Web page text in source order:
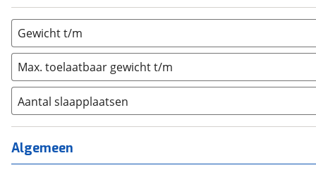
Gewicht t/m
Max. toelaatbaar gewicht t/m
Aantal slaapplaatsen
1 (0)
2 (0)
3 (0)
Algemeen